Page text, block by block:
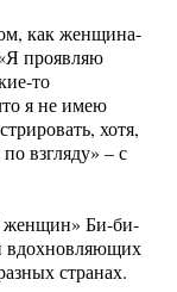
как женщина-
проявляю
то
я не имею
хотя,
взгляду» – с
женщин» Би-би-
вдохновляющих
странах.